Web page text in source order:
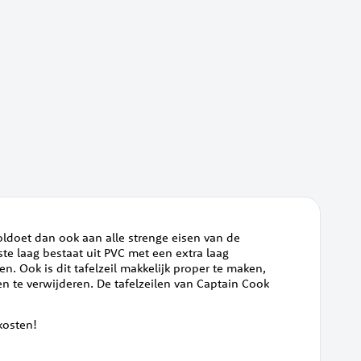
dan ook aan alle strenge eisen van de
laag bestaat uit PVC met een extra laag
Ook is dit tafelzeil makkelijk proper te maken,
te verwijderen. De tafelzeilen van Captain Cook